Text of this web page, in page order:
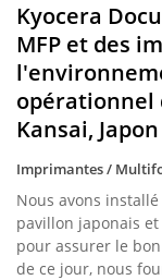
Kyocera
MFP et des
opérationnel
Kansai, Japon
Imprimantes /
Nous avons
pavillon japonais
pour assurer le
de ce jour, nous